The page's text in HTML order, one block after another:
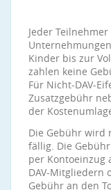
Jeder
Kinder bis zur
zahlen keine
Für Nicht-DAV-
Zusatzgebühr
der
Die Gebühr wird
fällig. Die
per Kontoeinzug
DAV-Mitgliedern
Gebühr an den